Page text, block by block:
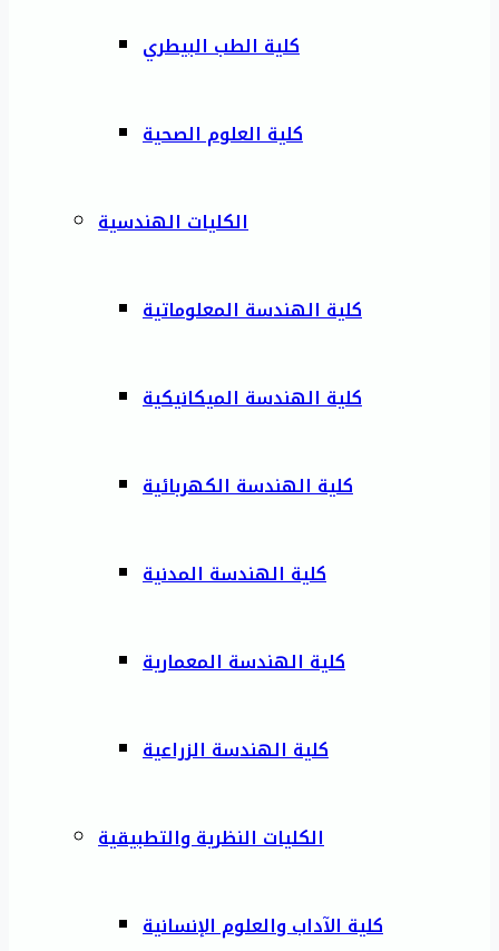
كلية الطب البيطري
كلية العلوم الصحية
الكليات الهندسية
كلية الهندسة المعلوماتية
كلية الهندسة الميكانيكية
كلية الهندسة الكهربائية
كلية الهندسة المدنية
كلية الهندسة المعمارية
كلية الهندسة الزراعية
الكليات النظرية والتطبيقية
كلية الآداب والعلوم الإنسانية